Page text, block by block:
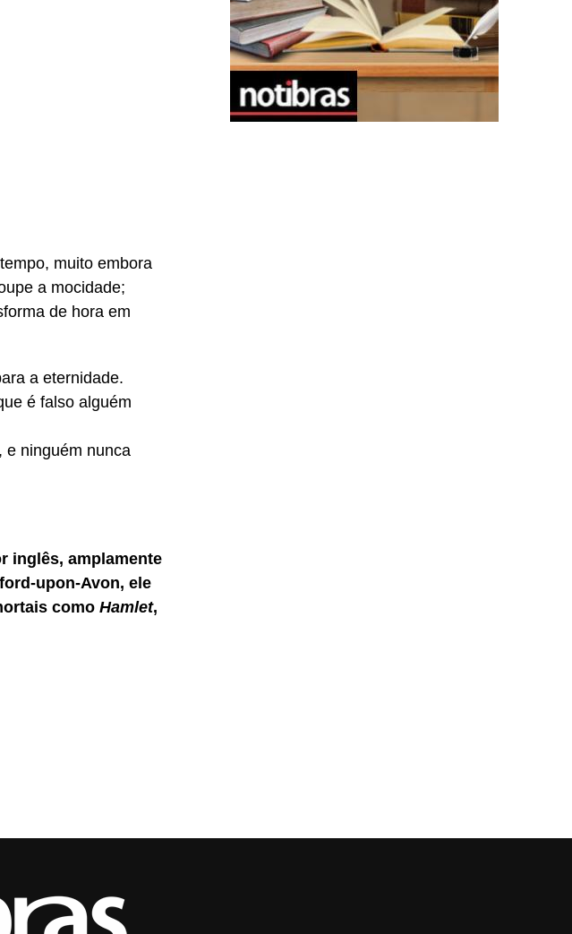
muito embora
a mocidade;
de hora em
a eternidade.
é falso alguém
e ninguém nunca
inglês, amplamente
upon-Avon, ele
como Hamlet,